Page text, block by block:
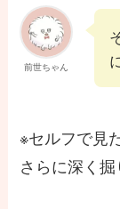
前世ちゃん
※セルフで見
さらに深く掘